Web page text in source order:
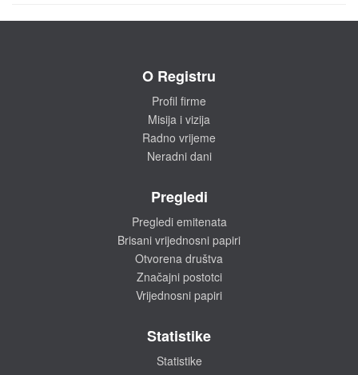
O Registru
Profil firme
Misija i vizija
Radno vrijeme
Neradni dani
Pregledi
Pregledi emitenata
Brisani vrijednosni papiri
Otvorena društva
Značajni postotci
Vrijednosni papiri
Statistike
Statistike